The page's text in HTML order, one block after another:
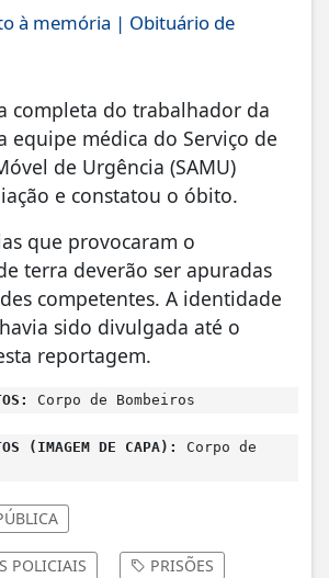
à memória | Obituário de
completa do trabalhador da
equipe médica do Serviço de
de Urgência (SAMU)
e constatou o óbito.
que provocaram o
terra deverão ser apuradas
competentes. A identidade
sido divulgada até o
reportagem.
Corpo de Bombeiros
(IMAGEM DE CAPA):
Corpo de
POLICIAIS PRISÕES